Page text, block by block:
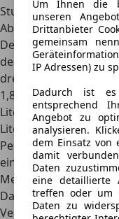
Stunde.
Abmessungen
Der Kia Rocsta ist ein
der somit gut in jede
dreitürige
Rocsta
1,82 Meter hoch. Das
Litern, wobei durch
Liter möglich sind.
Personen bequem
einer
guten
Metern zurückgeht.
Darüber hinaus gibt
Version, die 4,19
Um Ihnen die
unseren
Drittanbieter
gemeinsam
IP Adressen) zu
Dadurch ist es
entsprechend
Angebot zu
analysieren.
dem Einsatz von
damit
Daten
eine detaillierte
treffen oder um
Daten zu